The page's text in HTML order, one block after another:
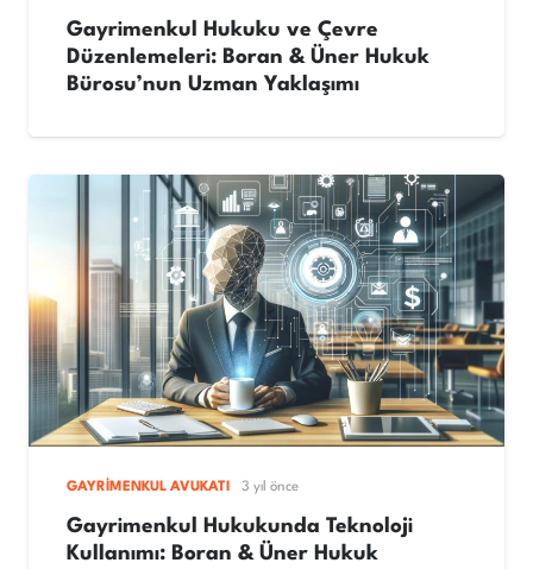
Gayrimenkul Hukuku ve Çevre
Düzenlemeleri: Boran & Üner Hukuk
Bürosu’nun Uzman Yaklaşımı
GAYRIMENKUL AVUKATI 3 yıl önce
Gayrimenkul Hukukunda Teknoloji
Kullanımı: Boran & Üner Hukuk